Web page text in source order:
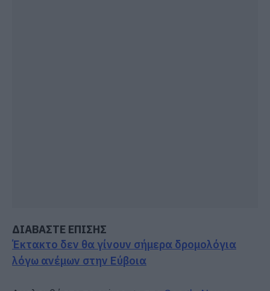
ΔΙΑΒΑΣΤΕ ΕΠΙΣΗΣ
Έκτακτο δεν θα γίνουν σήμερα δρομολόγια
λόγω ανέμων στην Εύβοια